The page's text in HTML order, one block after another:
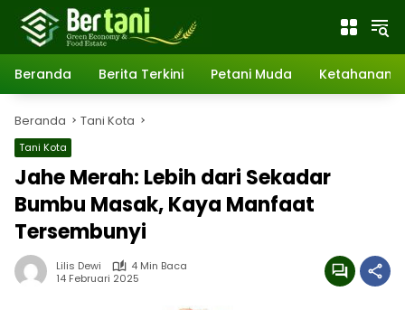
Langsung
konten
Beranda
Berita Terkini Petani Muda Ketahanan
Beranda Tani Kota
Tani Kota
Jahe Merah: Lebih dari Sekadar
Bumbu Masak, Kaya Manfaat
Tersembunyi
Lilis Dewi
4 Min Baca
14 Februari 2025